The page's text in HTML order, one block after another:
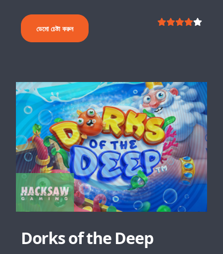
ডেমো চেষ্টা করুন
Dorks of the Deep